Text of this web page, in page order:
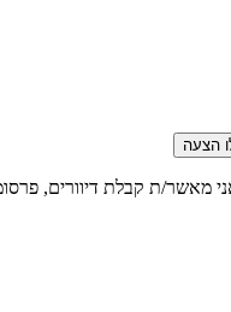
הצעה
מאשר/ת קבלת דיוורים,